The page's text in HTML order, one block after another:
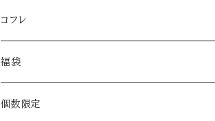
忘れな草
春限定
さくら
デイジー
夏限定
ブルースター
秋限定
イヤーカフ
ピアスｏｒイヤリング
ふたつぶ
ネックレス
2024年限定【Pearl：ぺルル】
春限定
夏限定
コフレ
2018
クリスマスコフレ【クリスマスローズ】
2019
福袋
2020
個数限定